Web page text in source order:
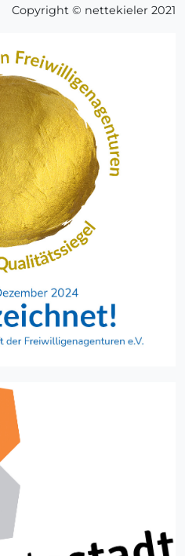
Copyright © nettekieler 2021